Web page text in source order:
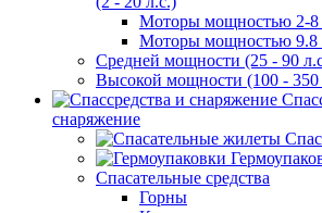
Моторы мощностью 2-8
Моторы мощностью 9.8
Средней мощности (25 - 90
Высокой мощности (100 - 350
снаряжение
Спасательные средства
Горны